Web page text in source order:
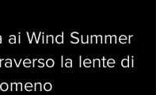
ai Wind Summer
la lente di